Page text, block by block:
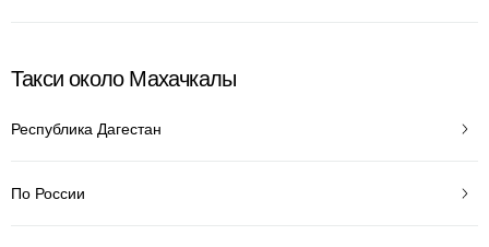
Такси около Махачкалы
Республика Дагестан
По России